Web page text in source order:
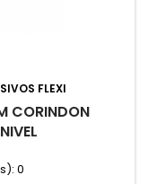
FLEXI
CORINDON
0